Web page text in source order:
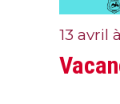
13 avril